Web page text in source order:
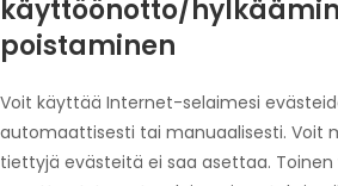
käyttöönotto/
poistaminen
Voit käyttää Internet-selaimesi
automaattisesti tai manuaalisesti. Voit
tiettyjä evästeitä ei saa asettaa.